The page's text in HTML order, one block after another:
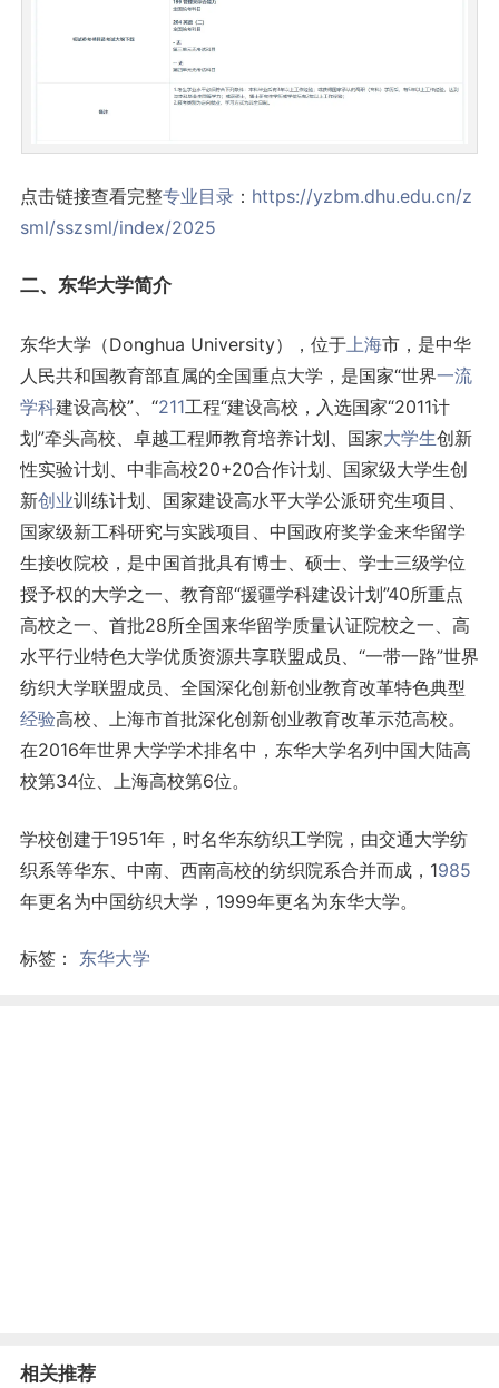
点击链接查看完整专业目录： https://yzbm.dhu.edu.cn/z
sml/sszsml/index/2025
二、东华大学简介
东华大学（Donghua University），位于上海市，是中华
人民共和国教育部直属的全国重点大学，是国家“世界一流
学科建设高校”、“211工程“建设高校，入选国家“2011计
划”牵头高校、卓越工程师教育培养计划、国家大学生创新
性实验计划、中非高校20+20合作计划、国家级大学生创
新创业训练计划、国家建设高水平大学公派研究生项目、
国家级新工科研究与实践项目、中国政府奖学金来华留学
生接收院校，是中国首批具有博士、硕士、学士三级学位
授予权的大学之一、教育部“援疆学科建设计划”40所重点
高校之一、首批28所全国来华留学质量认证院校之一、高
水平行业特色大学优质资源共享联盟成员、“一带一路”世界
纺织大学联盟成员、全国深化创新创业教育改革特色典型
经验高校、上海市首批深化创新创业教育改革示范高校。
在2016年世界大学学术排名中，东华大学名列中国大陆高
校第34位、上海高校第6位。
学校创建于1951年，时名华东纺织工学院，由交通大学纺
织系等华东、中南、西南高校的纺织院系合并而成，1985
年更名为中国纺织大学，1999年更名为东华大学。
标签： 东华大学
相关推荐